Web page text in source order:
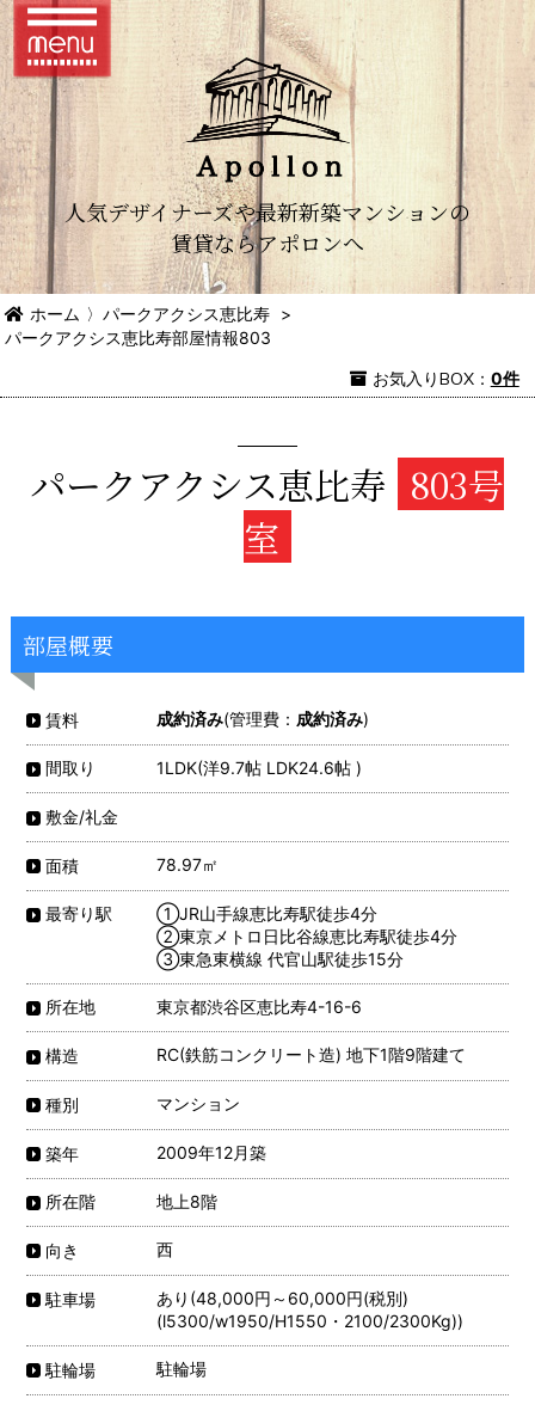
人気デザイナーズや最新新築マンションの
賃貸ならアポロンへ
ホーム 〉パークアクシス恵比寿 >
パークアクシス恵比寿部屋情報803
お気入りBOX： 0件
パークアクシス恵比寿 803号
室
部屋概要
賃料 成約済み(管理費： 成約済み)
間取り 1LDK(洋9.7帖 LDK24.6帖 )
敷金/礼金
面積 78.97㎡
最寄り駅
①JR山手線恵比寿駅徒歩4分
②東京メトロ日比谷線恵比寿駅徒歩4分
③東急東横線 代官山駅徒歩15分
所在地 東京都渋谷区恵比寿4-16-6
構造 RC(鉄筋コンクリート造) 地下1階9階建て
種別 マンション
築年 2009年12月築
所在階 地上8階
向き 西
駐車場
あり(48,000円～60,000円(税別)
(l5300/w1950/H1550・2100/2300Kg))
駐輪場 駐輪場